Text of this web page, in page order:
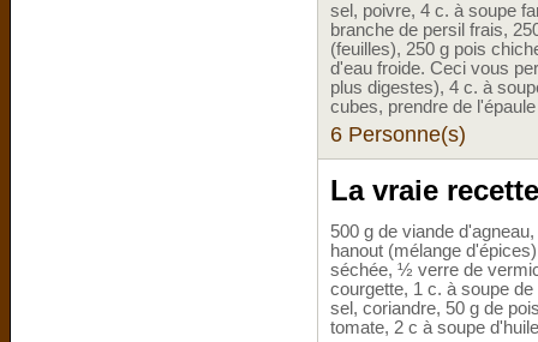
sel, poivre, 4 c. à soupe
branche de persil frais,
(feuilles), 250 g pois
d'eau froide. Ceci vous
plus digestes), 4 c. à
cubes, prendre de
6 Personne(s)
La vraie
500 g de viande
hanout (mélange
séchée, ½ verre de
courgette, 1 c. à soupe
sel, coriandre, 50 g de
tomate, 2 c à soupe d'huile